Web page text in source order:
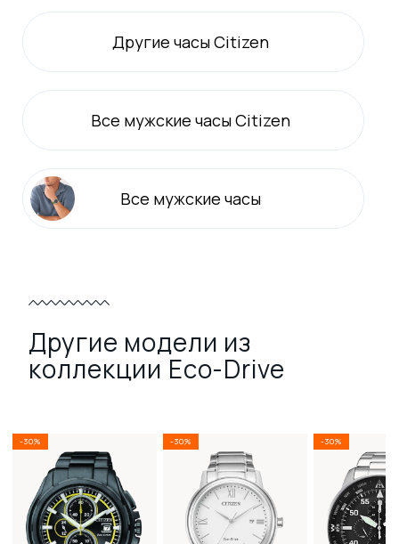
Другие часы Citizen
Все мужские часы Citizen
Все мужские часы
Другие модели из
коллекции Eco-Drive
-30% -30% -30%